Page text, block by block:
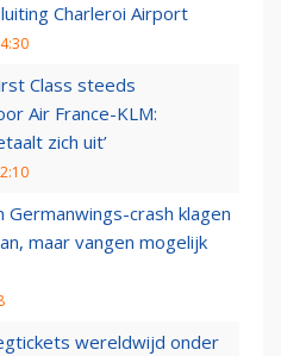
Charleroi Airport
Class steeds
Air France-KLM:
zich uit’
Germanwings-crash klagen
maar vangen mogelijk
wereldwijd onder